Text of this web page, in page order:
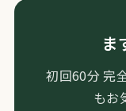
ま
初回60分 完
もお